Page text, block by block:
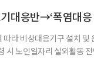
전해진 투병 소식 박미선은
대응반→‘폭염대
따라 비상대응기구 설치
시 노인일자리 실외활동